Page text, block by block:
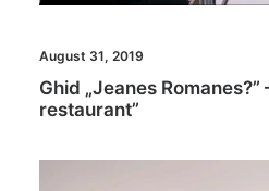
August 31, 2019
Ghid „Jeanes Romanes?”
restaurant”